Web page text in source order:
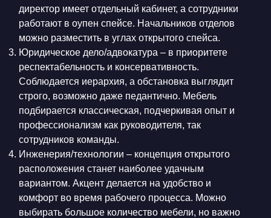
директор имеет отдельный кабинет, а сотрудники
работают в оупен спейсе. Начальников отделов
можно разместить в углах открытого спейса.
Юридическое дело/адвокатура – в приоритете
респектабельность и консервативность.
Соблюдается иерархия, а обстановка выглядит
строго, возможно даже педантично. Мебель
подбирается классическая, подчеркивая опыт и
профессионализм как руководителя, так
сотрудников команды.
Инженерия/технологии – концепция открытого
расположения станет наиболее удачным
вариантом. Акцент делается на удобство и
комфорт во время рабочего процесса. Можно
выбирать большое количество мебели, но важно